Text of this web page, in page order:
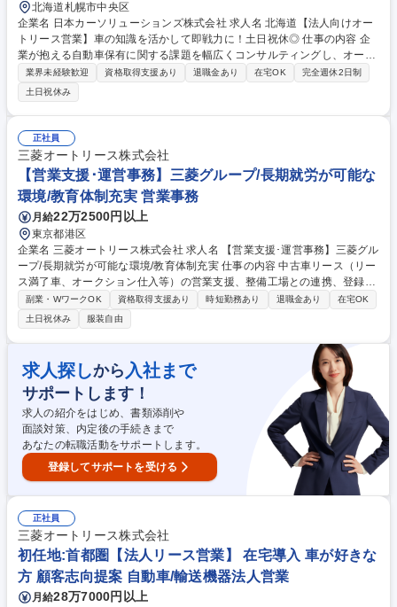
北海道札幌市中央区
企業名 日本カーソリューションズ株式会社 求人名 北海道【法人向けオー
トリース営業】車の知識を活かして即戦力に！土日祝休◎ 仕事の内容 企
業が抱える自動車保有に関する課題を幅広くコンサルティングし、オート
リースを中心に最適なプランを提案して解決へ導くお仕事です。 【主な業
務】 ■既存及び新規取引先へ自社ソリューション商品の提案 ■既存取引先
へ当社商品の利用促進に向けたフォロー ■車両管理やメンテナンス、保険
の管理から事故削減へのアドバイス 【職務内容の変更範囲】当社業務全般
雇入れ直後：北海道を中心とするエリアにおける営業業務 募集職種 北海
道【法人向けオートリース営業】車の知識を活かして即戦力に！土日祝休
◎
業界未経験歓迎 資格取得支援あり 退職金あり 在宅OK
完全週休2日制
土日祝休み
正社員
三菱オートリース株式会社
【営業支援･運営事務】三菱グループ/長期就労が可能な
環境/教育体制充実 営業事務
月給22万2500円以上
東京都港区
企業名 三菱オートリース株式会社 求人名 【営業支援･運営事務】三菱グル
ープ/長期就労が可能な環境/教育体制充実 仕事の内容 中古車リース（リー
ス満了車、オークション仕入等）の営業支援、整備工場との連携、登録納
車業務を担っていただきます。 【1】営業支援 ・中古車リースの候補車の
車両選定、営業への連携、お客様からの登録書類や車庫証明等の回収、車
検手配 【2】運営業務 ・在庫車の管理、保管ヤードとの連携、納車までの
プロセス管理、お客様からの問い合わせ対応 募集職種 【営業支援･運営事
務】三菱グループ/長期就労が可能な環境/教育体制充実
副業・WワークOK 資格取得支援あり 時短勤務あり 退職金あり
在宅OK
土日祝休み
服装自由
求人探しから 入社まで
サポートします！
求人の紹介をはじめ、書類添削や
面談対策、内定後の手続きまで
あなたの転職活動をサポートします。
登録してサポートを受ける
正社員
三菱オートリース株式会社
初任地:首都圏【法人リース営業】 在宅導入 車が好きな
方 顧客志向提案 自動車/輸送機器法人営業
月給28万7000円以上